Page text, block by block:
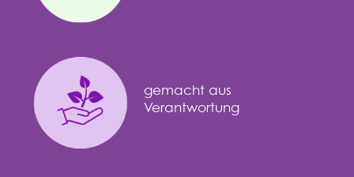
gemacht aus
Verantwortung